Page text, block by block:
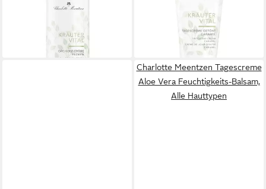
(303,00 €/ 1 l)
lieferbar - in 3-4 Werktagen bei dir
Charlotte Meentzen Tagescreme
Aloe Vera Feuchtigkeits-Balsam,
Alle Hauttypen